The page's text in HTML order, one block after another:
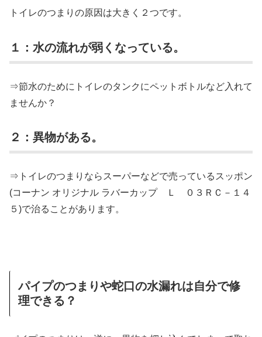
トイレのつまりの原因は大きく２つです。
１：水の流れが弱くなっている。
⇒節水のためにトイレのタンクにペットボトルなど入れて
ませんか？
２：異物がある。
⇒トイレのつまりならスーパーなどで売っているスッポン
(コーナン オリジナル ラバーカップ Ｌ ０３ＲＣ－１４
５)で治ることがあります。
パイプのつまりや蛇口の水漏れは自分で修
理できる？